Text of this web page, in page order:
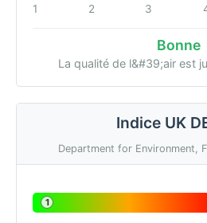
1 2 3
Bonne
La qualité de l&#39;air est
Indice UK
Department for Environment,
1